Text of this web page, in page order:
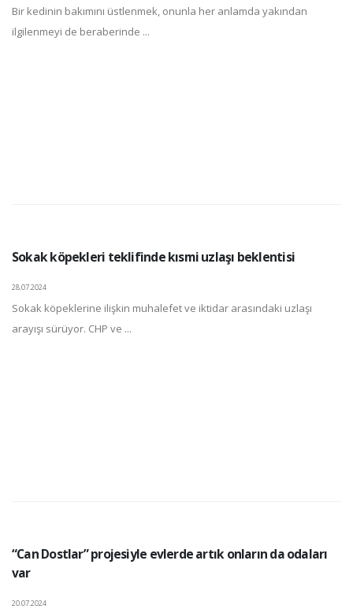
Bir kedinin bakımını üstlenmek, onunla her anlamda yakından
ilgilenmeyi de beraberinde ...
Sokak köpekleri teklifinde kısmi uzlaşı beklentisi
28.07.2024
Sokak köpeklerine ilişkin muhalefet ve iktidar arasındaki uzlaşı
arayışı sürüyor. CHP ve ...
“Can Dostlar” projesiyle evlerde artık onların da odaları
var
20.07.2024